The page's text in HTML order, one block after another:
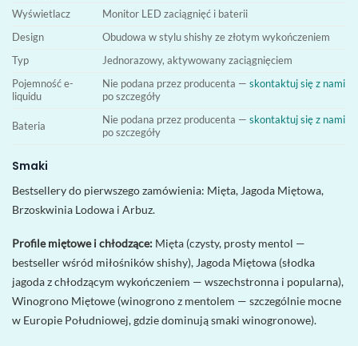
Wyświetlacz
Monitor LED zaciągnięć i baterii
Design
Obudowa w stylu shishy ze złotym wykończeniem
Typ
Jednorazowy, aktywowany zaciągnięciem
Pojemność e-
liquidu
Nie podana przez producenta —skontaktuj się z nami
po szczegóły
Bateria
Nie podana przez producenta —skontaktuj się z nami
po szczegóły
Smaki
Bestsellery do pierwszego zamówienia: Mięta, Jagoda Miętowa,
Brzoskwinia Lodowa i Arbuz.
Profile miętowe i chłodzące: Mięta (czysty, prosty mentol —
bestseller wśród miłośników shishy), Jagoda Miętowa (słodka
jagoda z chłodzącym wykończeniem — wszechstronna i popularna),
Winogrono Miętowe (winogrono z mentolem — szczególnie mocne
w Europie Południowej, gdzie dominują smaki winogronowe).